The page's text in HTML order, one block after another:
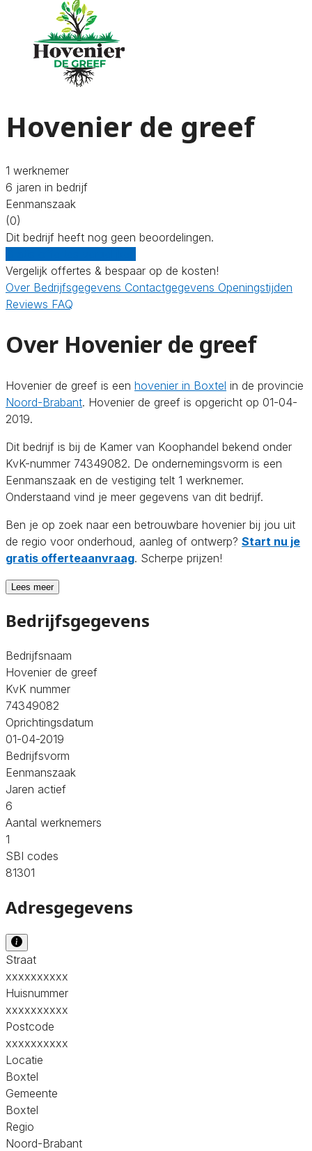
Hovenier de greef
1 werknemer
6 jaren in bedrijf
Eenmanszaak
(0)
Dit bedrijf heeft nog geen beoordelingen.
Vergelijk offertes & bespaar op de kosten!
Over Bedrijfsgegevens Contactgegevens Openingstijden
Reviews FAQ
Over Hovenier de greef
Hovenier de greef is een hovenier in Boxtel in de provincie
Noord-Brabant. Hovenier de greef is opgericht op 01-04-
2019.
Dit bedrijf is bij de Kamer van Koophandel bekend onder
KvK-nummer 74349082. De ondernemingsvorm is een
Eenmanszaak en de vestiging telt 1 werknemer.
Onderstaand vind je meer gegevens van dit bedrijf.
Ben je op zoek naar een betrouwbare hovenier bij jou uit
de regio voor onderhoud, aanleg of ontwerp? Start nu je
gratis offerteaanvraag. Scherpe prijzen!
Lees meer
Bedrijfsgegevens
Bedrijfsnaam
Hovenier de greef
KvK nummer
74349082
Oprichtingsdatum
01-04-2019
Bedrijfsvorm
Eenmanszaak
Jaren actief
6
Aantal werknemers
1
SBI codes
81301
Adresgegevens
Straat
xxxxxxxxxx
Huisnummer
xxxxxxxxxx
Postcode
xxxxxxxxxx
Locatie
Boxtel
Gemeente
Boxtel
Regio
Noord-Brabant